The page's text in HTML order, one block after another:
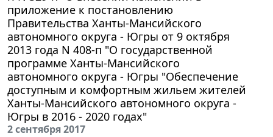
приложение к постановлению
Правительства Ханты-Мансийского
автономного округа - Югры от 9 октября
2013 года N 408-п "О государственной
программе Ханты-Мансийского
автономного округа - Югры "Обеспечение
доступным и комфортным жильем жителей
Ханты-Мансийского автономного округа -
Югры в 2016 - 2020 годах"
2 сентября 2017